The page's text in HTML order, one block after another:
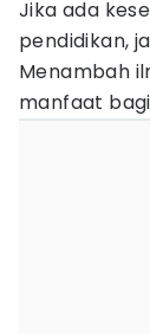
Jika ada
pendidikan,
Menambah
manfaat